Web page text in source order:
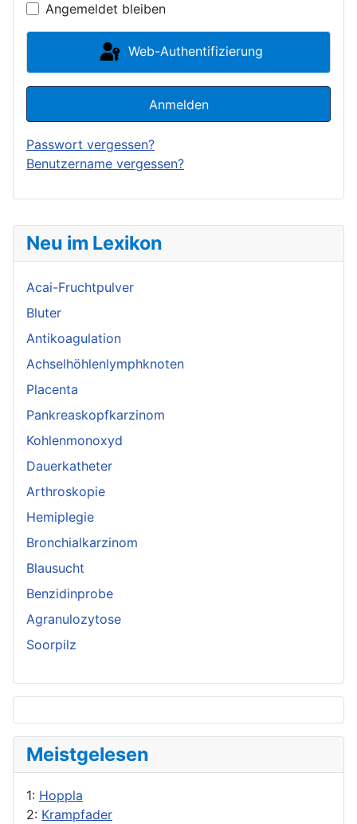
Neu im Lexikon
Acai-Fruchtpulver
Bluter
Antikoagulation
Achselhöhlenlymphknoten
Placenta
Pankreaskopfkarzinom
Kohlenmonoxyd
Dauerkatheter
Arthroskopie
Hemiplegie
Bronchialkarzinom
Blausucht
Benzidinprobe
Agranulozytose
Soorpilz
Meistgelesen
1: Hoppla
2: Krampfader
Angemeldet bleiben
Web-Authentifizierung
Anmelden
Passwort vergessen?
Benutzername vergessen?